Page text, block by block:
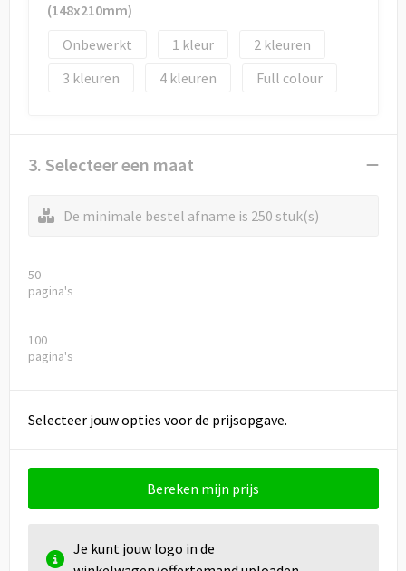
(148x210mm)
Onbewerkt
1
2
3
4 Full colour
3. Selecteer een maat
De minimale bestel afname is 250 stuk(s)
50
pagina's
100
pagina's
Selecteer jouw opties voor de prijsopgave.
Bereken mijn prijs
Je kunt jouw logo in de